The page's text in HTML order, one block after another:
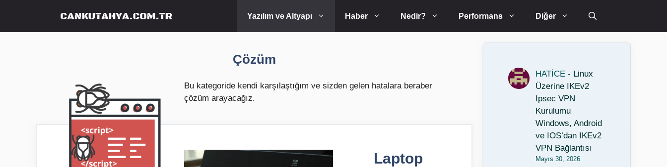
Yazılım ve Altyapı Haber Nedir? Performans Diğer
Çözüm
Bu kategoride kendi karşılaştığım ve sizden gelen hatalara beraber
çözüm arayacağız.
Laptop
HATİCE - Linux
Üzerine IKEv2
Ipsec VPN
Kurulumu
Windows, Android
ve IOS’dan IKEv2
VPN Bağlantısı
Mayıs 30, 2026